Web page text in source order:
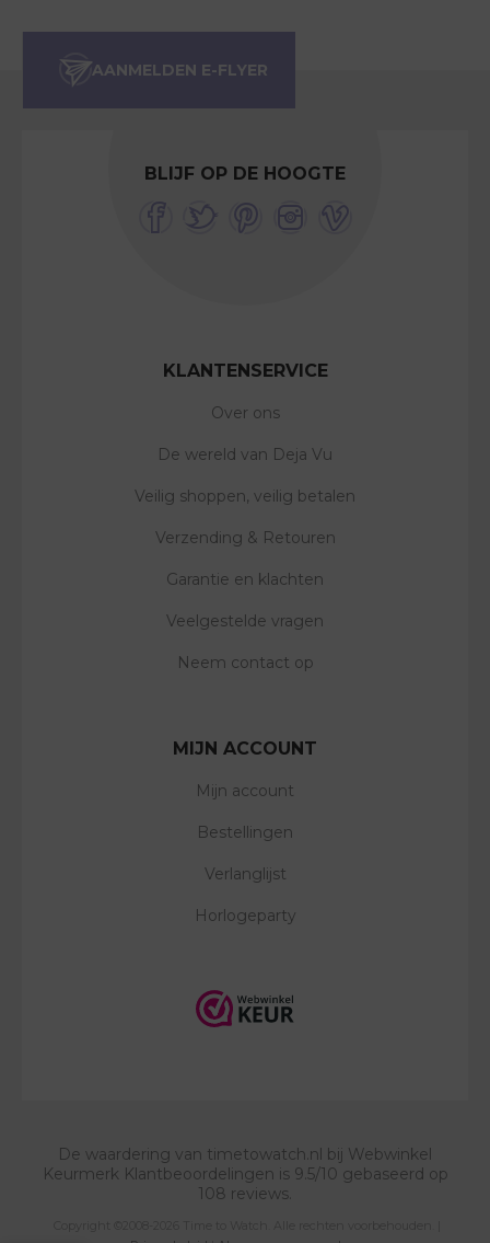
BLIJF OP DE HOOGTE
KLANTENSERVICE
Over ons
De wereld van Deja Vu
Veilig shoppen, veilig betalen
Verzending & Retouren
Garantie en klachten
Veelgestelde vragen
Neem contact op
MIJN ACCOUNT
Mijn account
Bestellingen
Verlanglijst
Horlogeparty
De waardering van timetowatch.nl bij Webwinkel
Keurmerk Klantbeoordelingen is 9.5/10 gebaseerd op
108 reviews.